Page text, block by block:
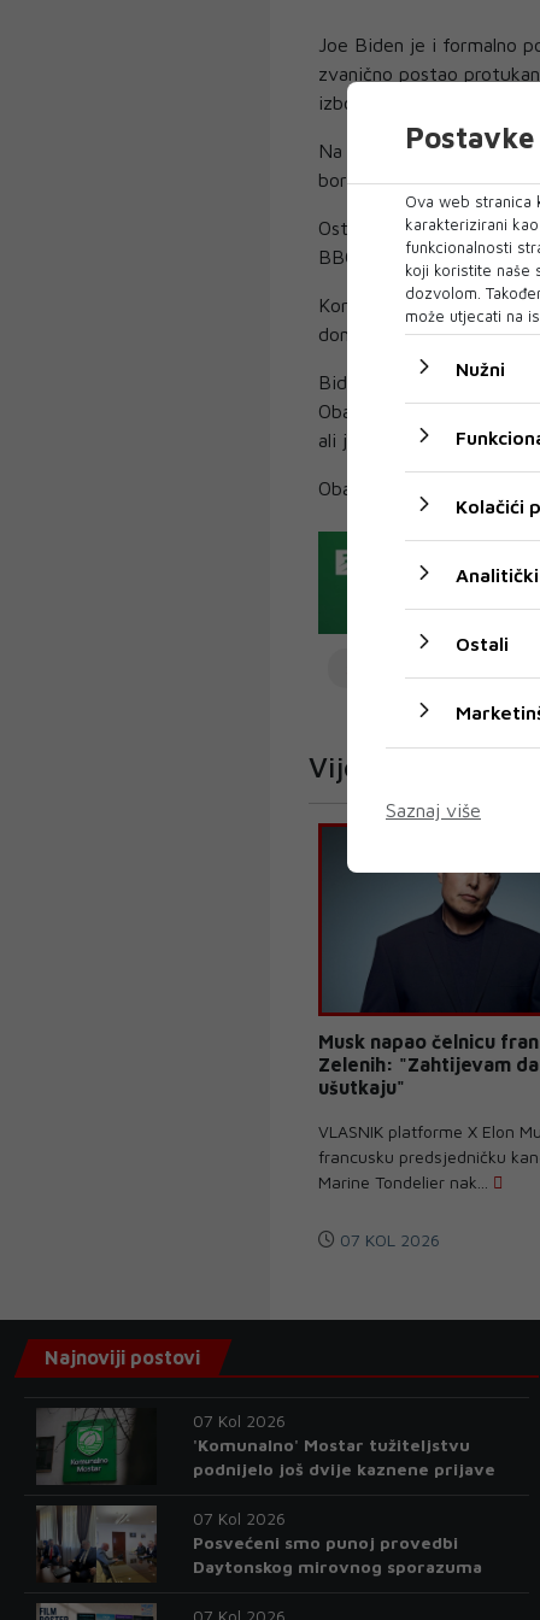
Joe Biden je i formalno
zvanično postao
izborima.
Na Twitteru je objavio
boriti za "pobjedu u bici
Ostao je jedini
BBC.
Koronavirus - i njegov
dominirati na izborima.
Biden, koji je obavljao
Obame, imao je loše
ali je dobio zamah
Obama je u aprilu
Vijesti iz svijeta
Musk napao čelnicu
Zelenih: "Zahtijevam
ušutkaju"
VLASNIK platforme X Elon
francusku predsjedničku
Marine Tondelier nak...
07 KOL 2026
Ova web stranica
karakterizirani
funkcionalnosti
koji koristite naše
dozvolom.
može utjecati na
Nužni
Kolačići
Analitički
Ostali
Saznaj više
Najnoviji postovi
07 Kol 2026
'Komunalno' Mostar tužiteljstvu
podnijelo još dvije kaznene prijave
07 Kol 2026
Posvećeni smo punoj provedbi
Daytonskog mirovnog sporazuma